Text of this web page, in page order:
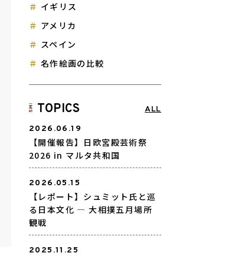
イギリス
アメリカ
スペイン
名作絵画の比較
TOPICS
ALL
2026.06.19
【開催報告】日欧宮殿芸術祭
2026 in マルタ共和国
2026.05.15
【レポート】シュミット氏と巡
る日本文化 ― 大相撲五月場所
観戦
2025.11.25